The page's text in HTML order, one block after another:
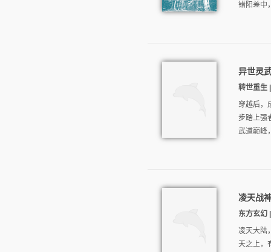
错阳差中
异世灵
转世重生
穿越后，
步踏上强
武道巅峰
凌天战
东方玄幻
凌天大陆
天之上，